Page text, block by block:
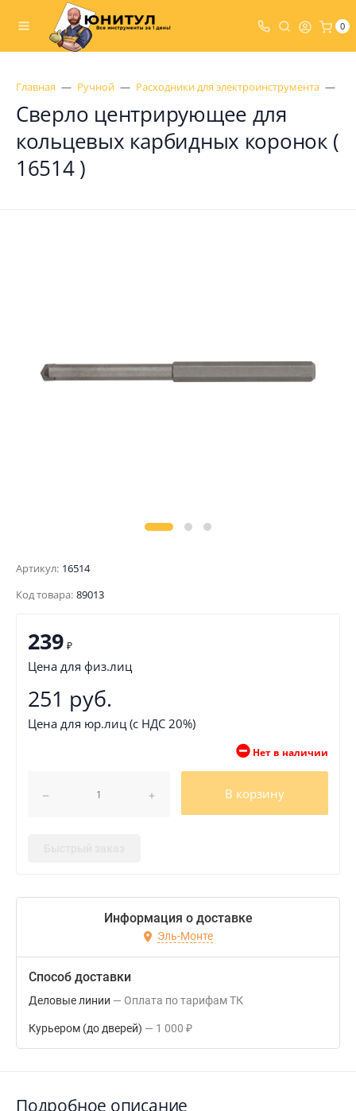
0
Главная Ручной Расходники для электроинструмента
Сверло центрирующее для
кольцевых карбидных коронок (
16514 )
Артикул: 16514
Код товара: 89013
239 ₽
Цена для физ.лиц
251 руб.
Цена для юр.лиц (с НДС 20%)
Нет в наличии
В корзину
Информация о доставке
Эль-Монте
Способ доставки
Деловые линии Оплата по тарифам ТК
Курьером (до дверей) 1 000 ₽
Подробное описание